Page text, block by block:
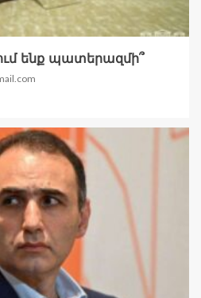
ենք պատերազմի՞